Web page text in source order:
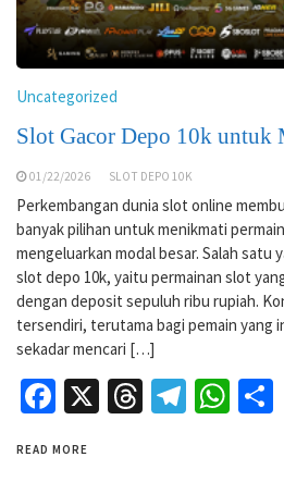
Uncategorized
Slot Gacor Depo 10k untuk
01/22/2026 SLOT DEPO 10K
Perkembangan dunia slot online
banyak pilihan untuk menikmati
mengeluarkan modal besar. Salah satu
slot depo 10k, yaitu permainan slot
dengan deposit sepuluh ribu rupiah.
tersendiri, terutama bagi pemain yang
sekadar mencari […]
Facebook
X Threads
READ MORE